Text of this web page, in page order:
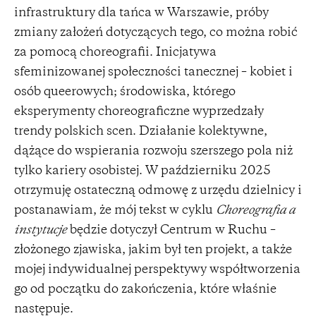
infrastruktury dla tańca w Warszawie, próby
zmiany założeń dotyczących tego, co można robić
za pomocą choreografii. Inicjatywa
sfeminizowanej społeczności tanecznej – kobiet i
osób queerowych; środowiska, którego
eksperymenty choreograficzne wyprzedzały
trendy polskich scen. Działanie kolektywne,
dążące do wspierania rozwoju szerszego pola niż
tylko kariery osobistej. W październiku 2025
otrzymuję ostateczną odmowę z urzędu dzielnicy i
postanawiam, że mój tekst w cyklu Choreografia a
instytucjebędzie dotyczył Centrum w Ruchu –
złożonego zjawiska, jakim był ten projekt, a także
mojej indywidualnej perspektywy współtworzenia
go od początku do zakończenia, które właśnie
następuje.